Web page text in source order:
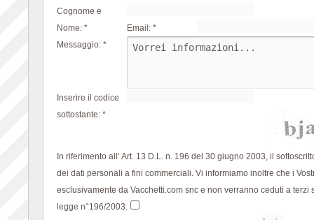
Cognome e
Nome: *
Email: *
Messaggio: *
Inserire il codice
sottostante: *
In riferimento all' Art. 13 D.L. n. 196 del 30 giugno 2003, il
dei dati personali a fini commerciali. Vi informiamo inoltre che i
esclusivamente da Vacchetti.com snc e non verranno ceduti a
legge n°196/2003.